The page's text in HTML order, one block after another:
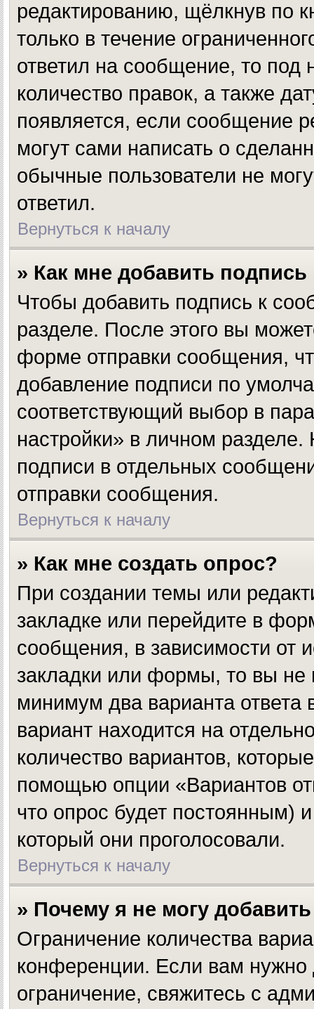
редактированию, щёлкнув по
только в течение
ответил на сообщение, то под
количество правок, а также
появляется, если сообщение
могут сами написать о
обычные пользователи не
ответил.
Вернуться к началу
» Как мне добавить
Чтобы добавить подпись к
разделе. После этого вы
форме отправки сообщения,
добавление подписи по
соответствующий выбор в
настройки» в личном
подписи в отдельных
отправки сообщения.
Вернуться к началу
» Как мне создать опрос?
При создании темы или
закладке или перейдите в
сообщения, в зависимости от
закладки или формы, то вы не
минимум два варианта
вариант находится на
количество вариантов,
помощью опции «Вариантов
что опрос будет постоянным)
который они проголосовали.
Вернуться к началу
» Почему я не могу
Ограничение количества
конференции. Если вам нужно
ограничение, свяжитесь с